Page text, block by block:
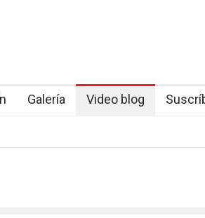
Galería Video blog